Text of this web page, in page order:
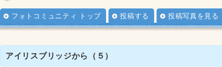
フォトコミュニティ トップ 投稿する 投稿写真を見る
アイリスブリッジから（５）